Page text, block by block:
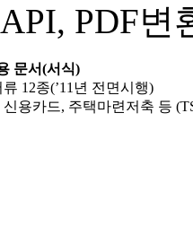
PDF
문서(서식)
12종(’11년 전면시행)
신용카드, 주택마련저축 등